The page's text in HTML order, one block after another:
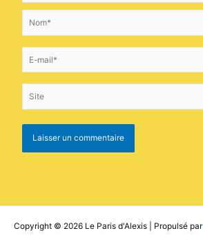
mail*
Copyright © 2026 Le Paris d'Alexis | Propulsé par